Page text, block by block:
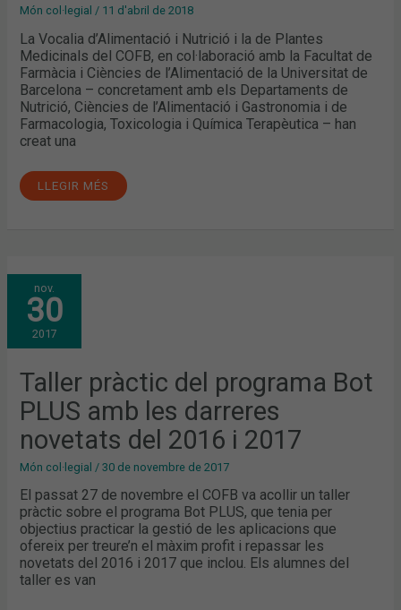
Món col·legial / 11 d'abril de 2018
La Vocalia d’Alimentació i Nutrició i la de Plantes
Medicinals del COFB, en col·laboració amb la Facultat de
Farmàcia i Ciències de l’Alimentació de la Universitat de
Barcelona – concretament amb els Departaments de
Nutrició, Ciències de l’Alimentació i Gastronomia i de
Farmacologia, Toxicologia i Química Terapèutica – han
creat una
LLEGIR MÉS
nov.
30
2017
Taller pràctic del programa Bot
PLUS amb les darreres
novetats del 2016 i 2017
Món col·legial /30 de novembre de 2017
El passat 27 de novembre el COFB va acollir un taller
pràctic sobre el programa Bot PLUS, que tenia per
objectius practicar la gestió de les aplicacions que
ofereix per treure’n el màxim profit i repassar les
novetats del 2016 i 2017 que inclou. Els alumnes del
taller es van
TALLER
PRÀCTIC
DEL
PROGRAMA
BOT
PLUS
AMB
DARRERES
NOVETATS
DEL
2016
I